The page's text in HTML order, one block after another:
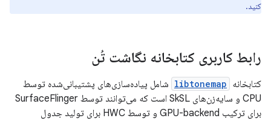
کنید.
رابط کاربری کتابخانه نگاشت تُن
کتابخانه libtonemap شامل پیاده‌سازی‌های پشتیبانی‌شده توسط
CPU و سایه‌زن‌های SkSL است که می‌توانند توسط SurfaceFlinger
برای ترکیب GPU-backend و توسط HWC برای تولید جدول